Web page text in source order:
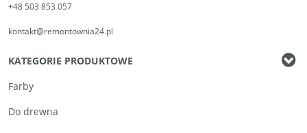
+48 503 853 057
kontakt@remontownia24.pl
KATEGORIE PRODUKTOWE
Farby
Do drewna